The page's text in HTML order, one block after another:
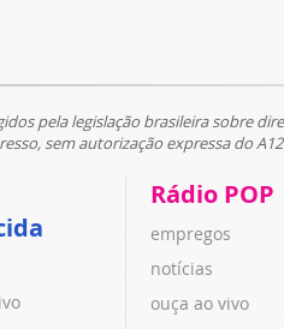
pela legislação brasileira sobre
sem autorização expressa do
Rádio POP
empregos
notícias
ouça ao vivo